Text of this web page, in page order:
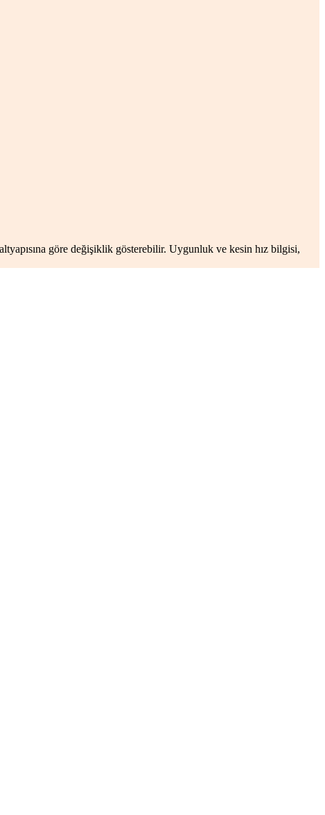
göre değişiklik gösterebilir. Uygunluk ve kesin hız bilgisi,